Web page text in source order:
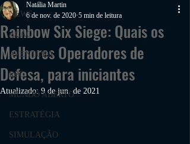
NEWS
AÇÃO
AVENTURA
RPG
MUNDO ABERTO
ESTRATÉGIA
SIMULAÇÃO
Rainbow Six Siege: Quais os
Melhores Operadores de
Defesa, para iniciantes
Natália Martin
6 de nov. de 2020 5 min de leitura
Atualizado: 9 de jun. de 2021